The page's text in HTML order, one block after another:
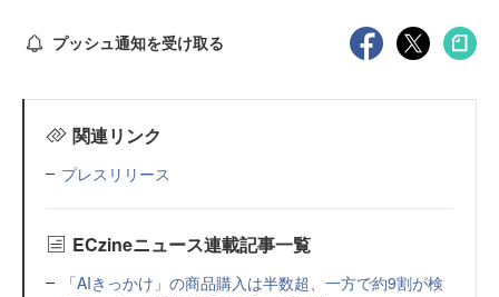
プッシュ通知を受け取る
関連リンク
プレスリリース
ECzineニュース連載記事一覧
「AIきっかけ」の商品購入は半数超、一方で約9割が検